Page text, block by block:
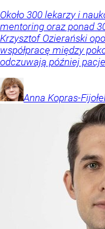
Około 300 lekarzy i
mentoring oraz ponad
Krzysztof Ozierański
współpracę między
odczuwają później
Anna Kopras-